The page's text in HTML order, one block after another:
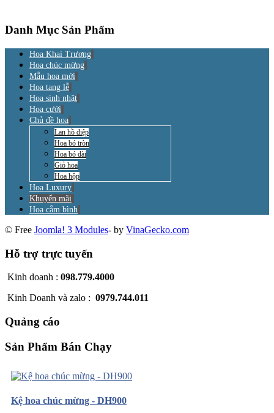
Danh Mục Sản Phẩm
Hoa Khai Trương
Hoa chúc mừng
Mẫu hoa mới
Hoa tang lễ
Hoa sinh nhật
Hoa cưới
Chủ đề hoa
Lan hồ điệp
Hoa bó tròn
Hoa bó dài
Giỏ hoa
Hoa hộp
Hoa Luxury
Khuyến mãi
Hoa cắm bình
© Free Joomla! 3 Modules- by VinaGecko.com
Hỗ trợ trực tuyến
Kinh doanh : 098.779.4000
Kinh Doanh và zalo : 0979.744.011
Quảng cáo
Sản Phẩm Bán Chạy
Kệ hoa chúc mừng - DH900